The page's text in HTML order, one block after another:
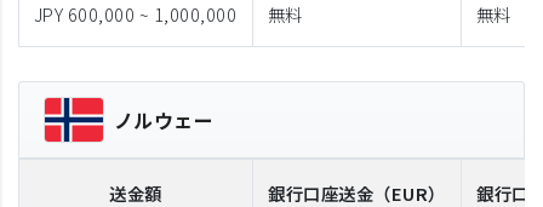
JPY 600,000 ~ 1,000,000 無料 無料
ノルウェー
送金額 銀行口座送金 （EUR） 銀行口